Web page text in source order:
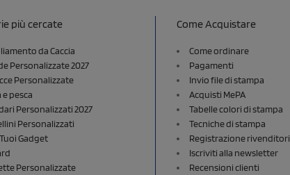
più cercate
da Caccia
Personalizzate 2027
Personalizzate
e pesca
Personalizzati 2027
Personalizzati
Gadget
Personalizzate
Come Acquistare
Come ordinare
Pagamenti
Invio file di stampa
Acquisti MePA
Tabelle colori di stampa
Tecniche di stampa
Registrazione rivenditori
Iscriviti alla newsletter
Recensioni clienti